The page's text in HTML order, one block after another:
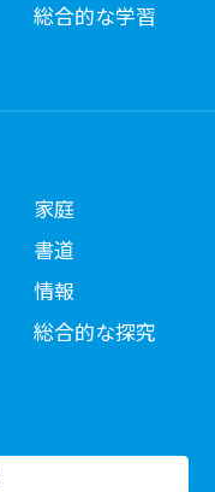
総合的な学習
家庭
書道
情報
総合的な探究